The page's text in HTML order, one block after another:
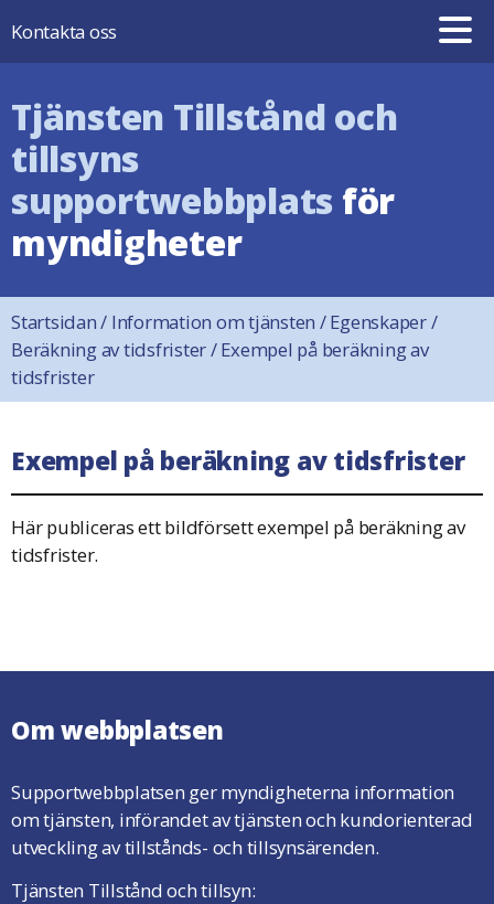
Kontakta oss
Tjänsten Tillstånd och
tillsyns
supportwebbplats för
myndigheter
Startsidan/ Information om tjänsten /Egenskaper/
Beräkning av tidsfrister/Exempel på beräkning av
tidsfrister
Exempel på beräkning av tidsfrister
Här publiceras ett bildförsett exempel på beräkning av
tidsfrister.
Om webbplatsen
Supportwebbplatsen ger myndigheterna information
om tjänsten, införandet av tjänsten och kundorienterad
utveckling av tillstånds- och tillsynsärenden.
Tjänsten Tillstånd och tillsyn: